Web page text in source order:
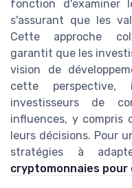
fonction d'examiner
s'assurant que les
Cette approche
garantit que les
vision de
cette
investisseurs de
influences, y compris
leurs décisions. Pour
stratégies à
cryptomonnaies